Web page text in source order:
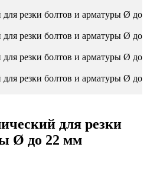
для резки
Ø до 22 мм